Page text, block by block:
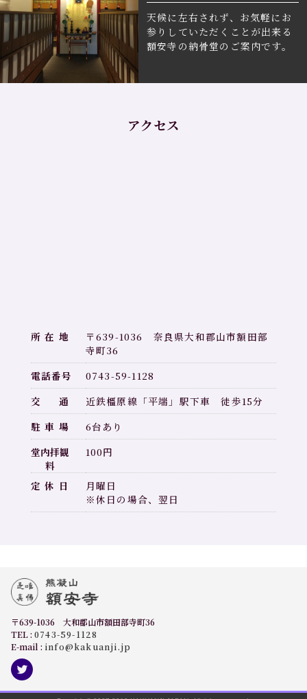
天候に左右されず、お気軽にお
参りしていただくことが出来る
額安寺の納骨堂のご案内です。
アクセス
所 在 地
〒639-1036 奈良県大和郡山市額田部
寺町36
電話番号
0743-59-1128
交
通
近鉄橿原線「平端」駅下車 徒歩15分
駐 車 場
6台あり
堂内拝観
料
100円
定 休 日
月曜日
※休日の場合、翌日
〒639-1036 大和郡山市額田部寺町36
TEL : 0743-59-1128
E-mail : info@kakuanji.jp